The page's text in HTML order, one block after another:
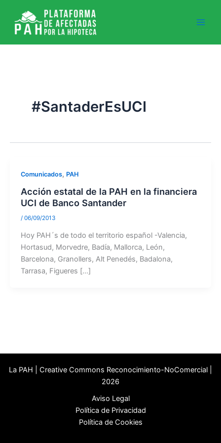
contenido
#SantaderEsUCI
Comunicados, PAH
Acción estatal de la PAH en la financiera
UCI de Banco Santander
/ 06/09/2013
Hoy PAH´s de todo el territorio español -Valencia,
Hortasud, Morvedre, Badía, Mallorca, León,
Barcelona, Granollers, Alt Penedés, Badalona,
Tarrasa, Figueres […]
La PAH | Creative Commons Reconocimiento-NoComercial |
2026
Aviso Legal
Política de Privacidad
Política de Cookies